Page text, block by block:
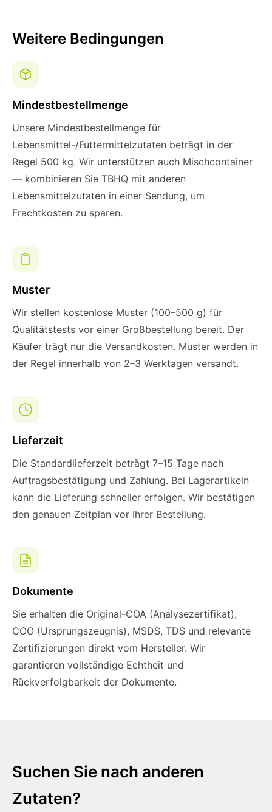
Weitere Bedingungen
Mindestbestellmenge
Unsere Mindestbestellmenge für
Lebensmittel-/Futtermittelzutaten beträgt in der
Regel 500 kg. Wir unterstützen auch Mischcontainer
— kombinieren Sie TBHQ mit anderen
Lebensmittelzutaten in einer Sendung, um
Frachtkosten zu sparen.
Muster
Wir stellen kostenlose Muster (100–500 g) für
Qualitätstests vor einer Großbestellung bereit. Der
Käufer trägt nur die Versandkosten. Muster werden in
der Regel innerhalb von 2–3 Werktagen versandt.
Lieferzeit
Die Standardlieferzeit beträgt 7–15 Tage nach
Auftragsbestätigung und Zahlung. Bei Lagerartikeln
kann die Lieferung schneller erfolgen. Wir bestätigen
den genauen Zeitplan vor Ihrer Bestellung.
Dokumente
Sie erhalten die Original-COA (Analysezertifikat),
COO (Ursprungszeugnis), MSDS, TDS und relevante
Zertifizierungen direkt vom Hersteller. Wir
garantieren vollständige Echtheit und
Rückverfolgbarkeit der Dokumente.
Suchen Sie nach anderen
Zutaten?